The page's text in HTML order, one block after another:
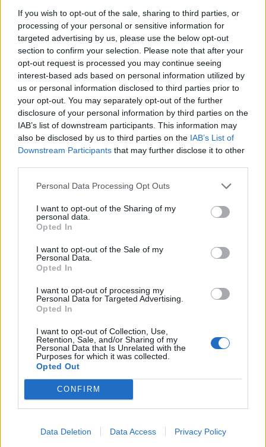
If you wish to opt-out of the sale, sharing to third parties, or
processing of your personal or sensitive information for
targeted advertising by us, please use the below opt-out
section to confirm your selection. Please note that after your
opt-out request is processed you may continue seeing
interest-based ads based on personal information utilized by
us or personal information disclosed to third parties prior to
your opt-out. You may separately opt-out of the further
disclosure of your personal information by third parties on the
IAB’s list of downstream participants. This information may
also be disclosed by us to third parties on the IAB’s List of
Downstream Participants that may further disclose it to other
Personal Data Processing Opt Outs
I want to opt-out of the Sharing of my
personal data.
Opted In
I want to opt-out of the Sale of my
Personal Data.
Opted In
I want to opt-out of processing my
Personal Data for Targeted Advertising.
Opted In
I want to opt-out of Collection, Use,
Retention, Sale, and/or Sharing of my
Personal Data that Is Unrelated with the
Purposes for which it was collected.
Opted Out
CONFIRM
Data Deletion Data Access Privacy Policy
Διάβασε επίσης
ΔΙΑΦΗΜΙΣΗ
News και μάθετε πρώτοι όλες τις ειδήσεις
για την άμυνα.
Α/Τ ΒΕΛΟΣ ΑΝΤΙΤΟΡΠΙΛΙΚΟ ΒΕΛΟΣ
ΒΕΛΟΣ